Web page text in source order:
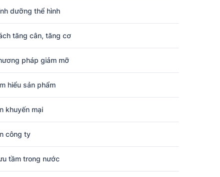
dưỡng thể hình
tăng cân, tăng cơ
pháp giảm mỡ
hiểu sản phẩm
khuyến mại
công ty
tầm trong nước